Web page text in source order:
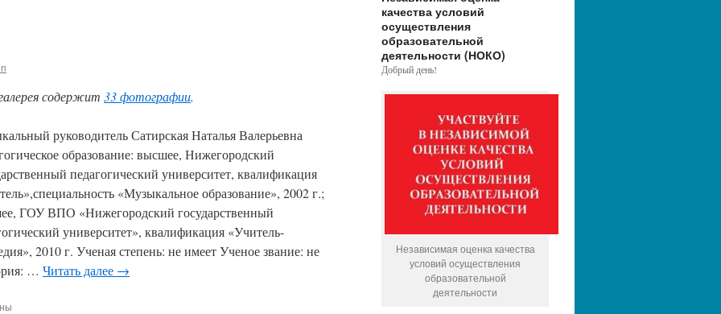
содержит 33 фотографии.
руководитель Сатирская Наталья Валерьевна
образование: высшее, Нижегородский
педагогический университет, квалификация
«Музыкальное образование», 2002 г.;
ГОУ ВПО «Нижегородский государственный
университет», квалификация «Учитель-
2010 г. Ученая степень: не имеет Ученое звание: не
… Читать далее →
качества условий
осуществления
образовательной
деятельности (НОКО)
Добрый день!
Независимая оценка качества
условий осуществления
образовательной
деятельности